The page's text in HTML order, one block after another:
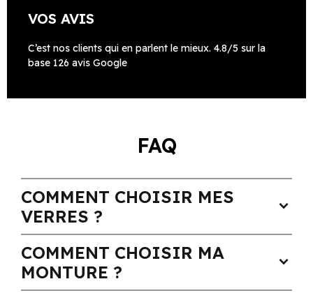
VOS AVIS
C’est nos clients qui en parlent le mieux. 4.8/5 sur la
base 126 avis Google
FAQ
COMMENT CHOISIR MES
VERRES ?
expand_more
COMMENT CHOISIR MA
MONTURE ?
expand_more